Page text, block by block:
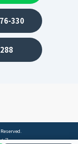
330
ス